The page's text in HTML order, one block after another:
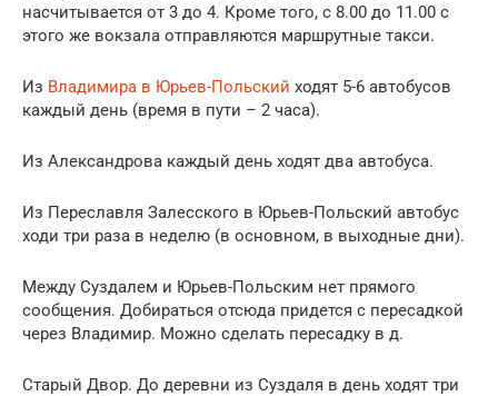
насчитывается от 3 до 4. Кроме того, с 8.00 до 11.00 с
этого же вокзала отправляются маршрутные такси.
Из Владимира в Юрьев-Польский ходят 5-6 автобусов
каждый день (время в пути – 2 часа).
Из Александрова каждый день ходят два автобуса.
Из Переславля Залесского в Юрьев-Польский автобус
ходи три раза в неделю (в основном, в выходные дни).
Между Суздалем и Юрьев-Польским нет прямого
сообщения. Добираться отсюда придется с пересадкой
через Владимир. Можно сделать пересадку в д.
Старый Двор. До деревни из Суздаля в день ходят три